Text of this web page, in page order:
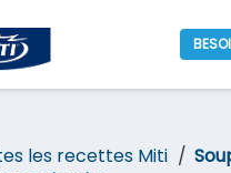
les recettes Miti